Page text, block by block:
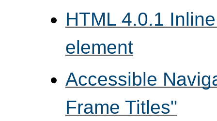
HTML 4.0.1
element
Accessible
Frame Titles"